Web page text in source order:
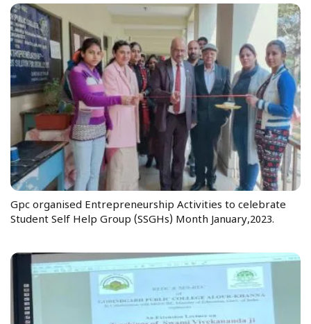
Gpc organised Entrepreneurship Activities to celebrate
Student Self Help Group (SSGHs) Month January,2023.